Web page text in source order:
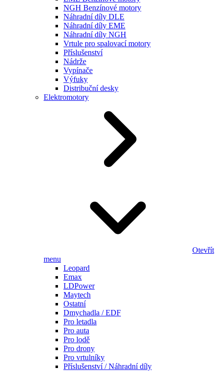
NGH Benzínové motory
Náhradní díly DLE
Náhradní díly EME
Náhradní díly NGH
Vrtule pro spalovací motory
Příslušenství
Nádrže
Vypínače
Výfuky
Distribuční desky
Elektromotory
Otevřít
menu
Leopard
Emax
LDPower
Maytech
Ostatní
Dmychadla / EDF
Pro letadla
Pro auta
Pro lodě
Pro drony
Pro vrtulníky
Příslušenství / Náhradní díly